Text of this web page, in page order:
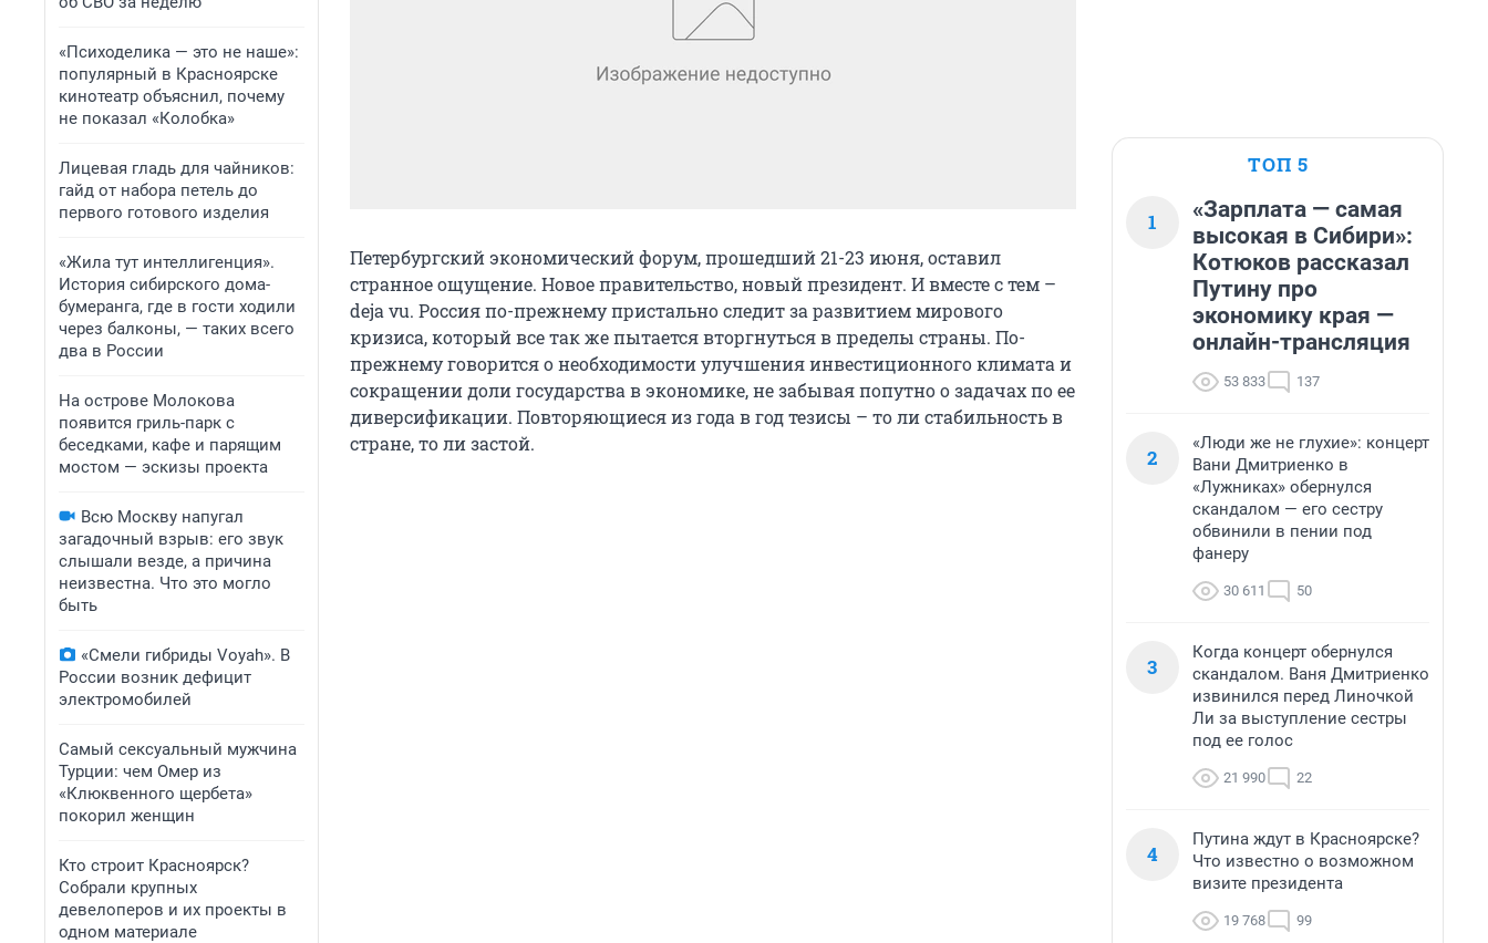
«Психоделика — это не наше»:
популярный в Красноярске
кинотеатр объяснил, почему
не показал «Колобка»
Лицевая гладь для чайников:
гайд от набора петель до
первого готового изделия
«Жила тут интеллигенция».
История сибирского дома-
бумеранга, где в гости ходили
через балконы, — таких всего
два в России
На острове Молокова
появится гриль-парк с
беседками, кафе и парящим
мостом — эскизы проекта
Всю Москву напугал
загадочный взрыв: его звук
слышали везде, а причина
неизвестна. Что это могло
быть
«Смели гибриды Voyah». В
России возник дефицит
электромобилей
Самый сексуальный мужчина
Турции: чем Омер из
«Клюквенного щербета»
покорил женщин
Кто строит Красноярск?
Собрали крупных
девелоперов и их проекты в
одном материале
Петербургский экономический форум, прошедший 21-23 июня, оставил
странное ощущение. Новое правительство, новый президент. И вместе с тем –
deja vu. Россия по-прежнему пристально следит за развитием мирового
кризиса, который все так же пытается вторгнуться в пределы страны. По-
прежнему говорится о необходимости улучшения инвестиционного климата и
сокращении доли государства в экономике, не забывая попутно о задачах по ее
диверсификации. Повторяющиеся из года в год тезисы – то ли стабильность в
стране, то ли застой.
ТОП 5
1
«Зарплата — самая
высокая в Сибири»:
Котюков рассказал
Путину про
экономику края —
онлайн-трансляция
53 833 137
2
«Люди же не глухие»: концерт
Вани Дмитриенко в
«Лужниках» обернулся
скандалом — его сестру
обвинили в пении под
фанеру
30 611 50
3
Когда концерт обернулся
скандалом. Ваня Дмитриенко
извинился перед Линочкой
Ли за выступление сестры
под ее голос
21 990 22
4
Путина ждут в Красноярске?
Что известно о возможном
визите президента
19 768 99